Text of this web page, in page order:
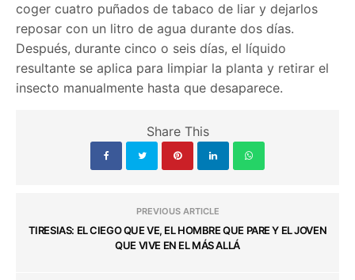
coger cuatro puñados de tabaco de liar y dejarlos
reposar con un litro de agua durante dos días.
Después, durante cinco o seis días, el líquido
resultante se aplica para limpiar la planta y retirar el
insecto manualmente hasta que desaparece.
Share This
PREVIOUS ARTICLE
TIRESIAS: EL CIEGO QUE VE, EL HOMBRE QUE PARE Y EL JOVEN
QUE VIVE EN EL MÁS ALLÁ